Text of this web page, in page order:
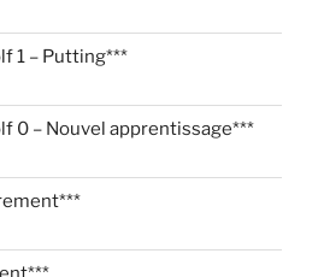
1 – Putting***
0 – Nouvel apprentissage***